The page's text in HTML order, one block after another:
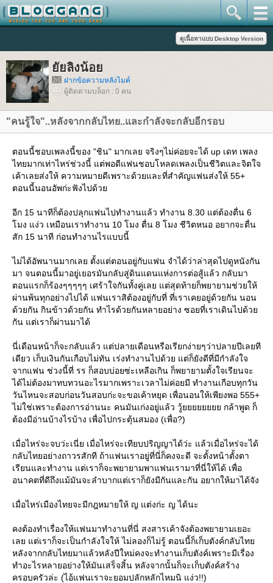
ัยลิงน้อ
ฝากข้อความหลังไมค์
ผู้ติดตามบล็อก : 0 คน
"คนรู้ใจ"..หลังจากกลับไทย..และกำลังจะกลับอีกรอบ
ตอนนี้ชอบเพลงนี้ของ "ชิน" มากเลย จริงๆไม่ค่อยจะได้ up เดท เพลง
ไทยมากเท่าไหร่ช่วงนี้ แต่พอดีแฟนชอบโหลดเพลงเป็นชีวิตและจิตใจ
เค้าเลยส่งให้ ความหมายดีเพราะด้วยและที่สำคัญแฟนส่งให้ 55+
ตอนนี้นอนอัพก่ะฟังไปด้ว
อีก 15 นาทีก็ต้องปลุกแฟนไปทำงานแล้ว ทำงาน 8.30 แต่ต้องตื่น 6
มง แง่ว เหมือนเราทำงาน 10 โมง ตื่น 8 โมง ชีวิตหนอ อยากจะตื่น
สัก 15 นาที ก่อนทำงานไรแบบนี้
ไม่ได้อัพนานมากเลย ตั้งแต่ตอนอยู่กับแฟน จำได้ว่าล่าสุดไปดูหนังกัน
มา จนตอนนี้มาอยู่เยอรมันกลับสู่ดินแดนแห่งการต่อสู้แล้ว กลับมา
ตอนแรกก็ร้องๆๆๆๆๆ เศร้าใจกันทั้งคู่เลย แต่สุดท้ายก็พยายามช่วยให้
ผ่านพ้นทุกอย่างไปได้ แฟนเราสิต้องอยู่กับที่ ที่เราเคยอยู่ด้วยกัน นอน
ด้วยกัน กินข้าวด้วยกัน ทำไรด้วยกันหลายอย่าง ซอยที่เราเดินไปด้ว
กัน แต่เราก็ผ่านมาได้
นี่เดือนหน้าก็จะกลับแล้ว แต่ปลายเดือนหรือเรียกง่ายๆว่าปลายปีเลยที
เดียว เก็บเงินกันเกือบไม่ทัน เร่งทำงานไปด้วย แต่ก็ยังดีที่มีกำลังใจ
จากแฟน ช่วงนี้ที่ รร ก็สอบบ่อยซ่ะเหลือเกิน ก็พยายามตั้งใจเรียนจะ
ได้ไม่ต้องมาทบทวนอะไรมากเพราะเวลาไม่ค่อยมี ทำงานเกือบทุกวัน
วันไหนจะสอบก่อนวันสอบก่ะจะขอเค้าหยุด เพื่อนอนให้เพียงพอ 555+
ไม่ใช่เพราะต้องการอ่านนะ คนมันเก่งอยู่แล้ว วู้ยยยยยยยย กล้าพูด ก็
ต้องมีอ่านบ้างไรบ้าง เพื่อไปกระตุ้นสมอง (เพื่อ?)
เมื่อไหร่จะจบว่ะเนี่ย เมื่อไหร่จะเทียบปริญญาได้ว่ะ แล้วเมื่อไหร่จะได้
กลับไทยอย่างถาวรสักที ถ้าแฟนเราอยู่ที่นี่ก็คงจะดี จะตั้งหน้าตั้งตา
เรียนและทำงาน แต่เราก็จะพยายามพาแฟนเรามาที่นี่ให้ได้ เพื่อ
อนาคตที่ดีถึงแม้มันจะลำบากแต่เราก็ยังมีกันและกัน อยากให้มาได้จัง
เมื่อไหร่เมืองไทยจะมีกฎหมายให้ ญ แต่งก่ะ ญ ได้นะ
คงต้องทำเรื่องให้แฟนมาทำงานที่นี่ สงสารเค้าจังต้องพยายามเยอะ
เลย แต่เราก็จะเป็นกำลังใจให้ ไม่ลองก็ไม่รู้ ตอนนี้ก็เก็บตังค์กลับไท
หลังจากกลับไทยมาแล้วหลังปีใหม่คงจะทำงานเก็บตังค์เพราะมีเรื่อง
ทำอะไรหลายอย่างให้มันเสร็จสิ้น หลังจากนั้นก็จะเก็บตังค์สร้าง
ครอบครัวล่ะ (ไอ้แฟนเราจะยอมปลักหลักไหมนิ แง่ว!!)